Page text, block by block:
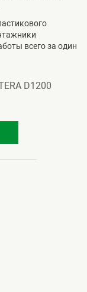
всего за один
D1200